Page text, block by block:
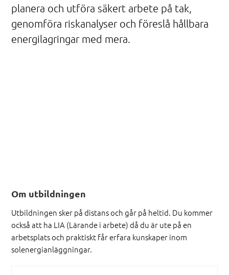
planera och utföra säkert arbete på tak,
genomföra riskanalyser och föreslå hållbara
energilagringar med mera.
Om utbildningen
Utbildningen sker på distans och går på heltid. Du kommer
också att ha LIA (Lärande i arbete) då du är ute på en
arbetsplats och praktiskt får erfara kunskaper inom
solenergianläggningar.